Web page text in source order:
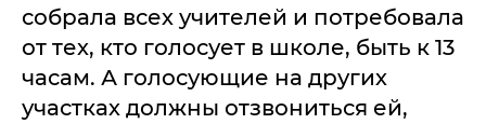
собрала всех учителей и потребовала
от тех, кто голосует в школе, быть к 13
часам. А голосующие на других
участках должны отзвониться ей,